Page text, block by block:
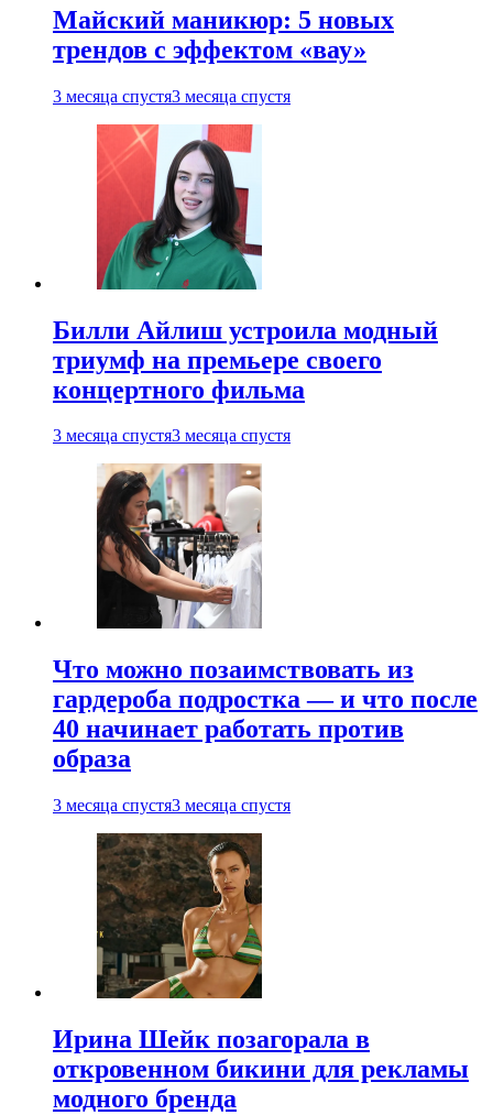
Майский маникюр: 5 новых
трендов с эффектом «вау»
3 месяца спустя3 месяца спустя
Билли Айлиш устроила модный
триумф на премьере своего
концертного фильма
3 месяца спустя3 месяца спустя
Что можно позаимствовать из
гардероба подростка — и что после
40 начинает работать против
образа
3 месяца спустя3 месяца спустя
Ирина Шейк позагорала в
откровенном бикини для рекламы
модного бренда